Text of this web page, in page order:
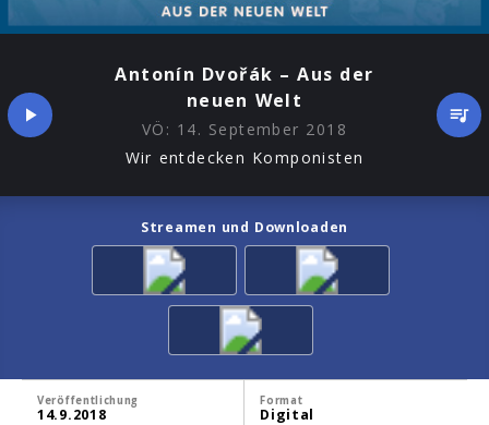
Antonín Dvořák – Aus der
neuen Welt
VÖ: 14. September 2018
Wir entdecken Komponisten
Streamen und Downloaden
Veröffentlichung
14.9.2018
Format
Digital